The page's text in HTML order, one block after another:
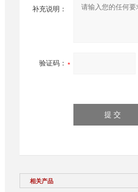
补充说明：
验证码：
相关产品